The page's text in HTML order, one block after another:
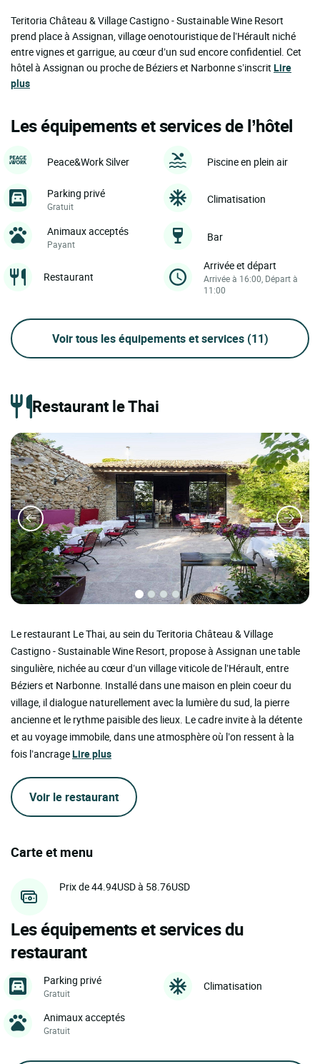
Teritoria Château & Village Castigno - Sustainable Wine Resort
prend place à Assignan, village oenotouristique de l’Hérault niché
entre vignes et garrigue, au cœur d’un sud encore confidentiel. Cet
hôtel à Assignan ou proche de Béziers et Narbonne s’inscrit Lire
plus
Les équipements et services de l’hôtel
Peace&Work Silver Piscine en plein air
Parking privé
Gratuit
Climatisation
Animaux acceptés
Payant
Bar
Restaurant
Arrivée et départ
Arrivée à 16:00, Départ à
11:00
Voir tous les équipements et services (11)
Restaurant le Thai
Le restaurant Le Thai, au sein du Teritoria Château & Village
Castigno - Sustainable Wine Resort, propose à Assignan une table
singulière, nichée au cœur d’un village viticole de l’Hérault, entre
Béziers et Narbonne. Installé dans une maison en plein coeur du
village, il dialogue naturellement avec la lumière du sud, la pierre
ancienne et le rythme paisible des lieux. Le cadre invite à la détente
et au voyage immobile, dans une atmosphère où l’on ressent à la
fois l’ancrageLire plus
Voir le restaurant
Carte et menu
Prix de 44.94USD à 58.76USD
Les équipements et services du
restaurant
Parking privé
Gratuit
Climatisation
Animaux acceptés
Gratuit